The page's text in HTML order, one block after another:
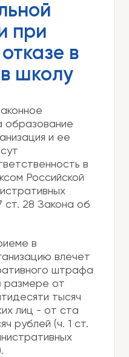
при
в
школу
образование
и ее
в
Российской
ст. 28 Закона об
в
влечет
штрафа
размере от
тысяч
лиц - от ста
рублей (ч. 1 ст.